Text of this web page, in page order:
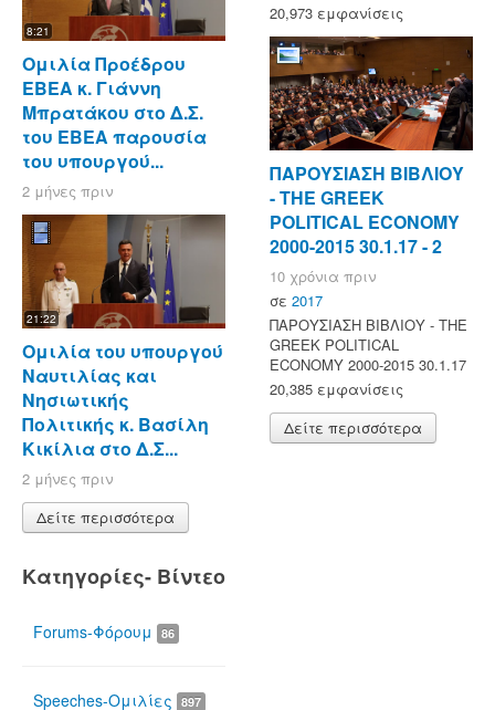
8:21
Ομιλία Προέδρου
ΕΒΕΑ κ. Γιάννη
Μπρατάκου στο Δ.Σ.
του ΕΒΕΑ παρουσία
του υπουργού...
2 μήνες πριν
21:22
Ομιλία του υπουργού
Ναυτιλίας και
Νησιωτικής
Πολιτικής κ. Βασίλη
Κικίλια στο Δ.Σ...
2 μήνες πριν
Δείτε περισσότερα
Κατηγορίες- Βίντεο
Forums-Φόρουμ 86
Speeches-Ομιλίες 897
20,973 εμφανίσεις
ΠΑΡΟΥΣΙΑΣΗ ΒΙΒΛΙΟΥ
- ΤΗΕ GREEK
POLITICAL ECONOMY
2000-2015 30.1.17 - 2
10 χρόνια πριν
σε 2017
ΠΑΡΟΥΣΙΑΣΗ ΒΙΒΛΙΟΥ - ΤΗΕ
GREEK POLITICAL
ECONOMY 2000-2015 30.1.17
20,385 εμφανίσεις
Δείτε περισσότερα